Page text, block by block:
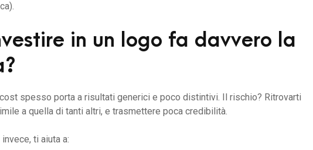
in un logo fa davvero la
spesso porta a risultati generici e poco distintivi. Il rischio? Ritrovarti
a quella di tanti altri, e trasmettere poca credibilità.
ti aiuta a: